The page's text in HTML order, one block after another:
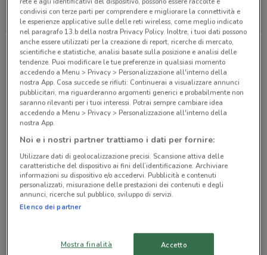
5.4 km
Via Cristoforo Colombo 126 Isola Delle Femmine
9.3 km
Via A. Canaletto, 9 Partinico
10.8 km
10.9 km
Piazza Giuseppe Verdi 2 Partinico
10.9 km
condivisi con terze parti per comprendere e migliorare la connettività e
le esperienze applicative sulle delle reti wireless, come meglio indicato
nel paragrafo 13.b della nostra Privacy Policy. Inoltre, i tuoi dati possono
anche essere utilizzati per la creazione di report, ricerche di mercato,
scientifiche e statistiche, analisi basate sulla posizione e analisi delle
tendenze. Puoi modificare le tue preferenze in qualsiasi momento
accedendo a Menu > Privacy > Personalizzazione all'interno della
nostra App. Cosa succede se rifiuti: Continuerai a visualizzare annunci
pubblicitari, ma riguarderanno argomenti generici e probabilmente non
saranno rilevanti per i tuoi interessi. Potrai sempre cambiare idea
accedendo a Menu > Privacy > Personalizzazione all'interno della
nostra App.
Noi e i nostri partner trattiamo i dati per fornire:
Utilizzare dati di geolocalizzazione precisi. Scansione attiva delle
caratteristiche del dispositivo ai fini dell’identificazione. Archiviare
informazioni su dispositivo e/o accedervi. Pubblicità e contenuti
personalizzati, misurazione delle prestazioni dei contenuti e degli
annunci, ricerche sul pubblico, sviluppo di servizi.
Elenco dei partner
Mostra finalità Accetto